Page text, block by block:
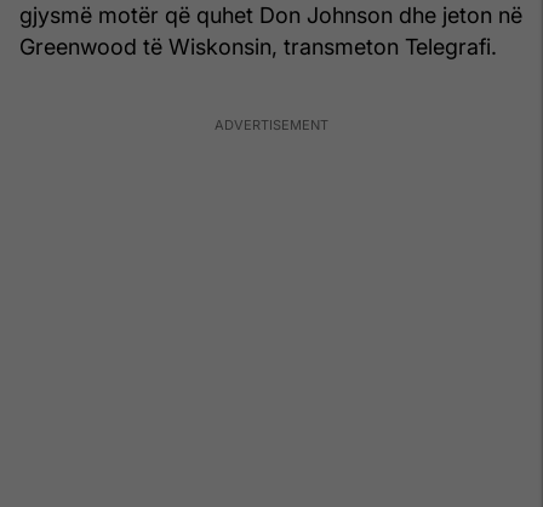
gjysmë motër që quhet Don Johnson dhe jeton në
Greenwood të Wiskonsin, transmeton Telegrafi.